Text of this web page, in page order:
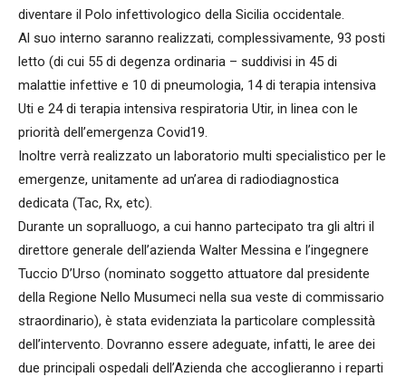
diventare il Polo infettivologico della Sicilia occidentale.
Al suo interno saranno realizzati, complessivamente, 93 posti
letto (di cui 55 di degenza ordinaria – suddivisi in 45 di
malattie infettive e 10 di pneumologia, 14 di terapia intensiva
Uti e 24 di terapia intensiva respiratoria Utir, in linea con le
priorità dell’emergenza Covid19.
Inoltre verrà realizzato un laboratorio multi specialistico per le
emergenze, unitamente ad un’area di radiodiagnostica
dedicata (Tac, Rx, etc).
Durante un sopralluogo, a cui hanno partecipato tra gli altri il
direttore generale dell’azienda Walter Messina e l’ingegnere
Tuccio D’Urso (nominato soggetto attuatore dal presidente
della Regione Nello Musumeci nella sua veste di commissario
straordinario), è stata evidenziata la particolare complessità
dell’intervento. Dovranno essere adeguate, infatti, le aree dei
due principali ospedali dell’Azienda che accoglieranno i reparti